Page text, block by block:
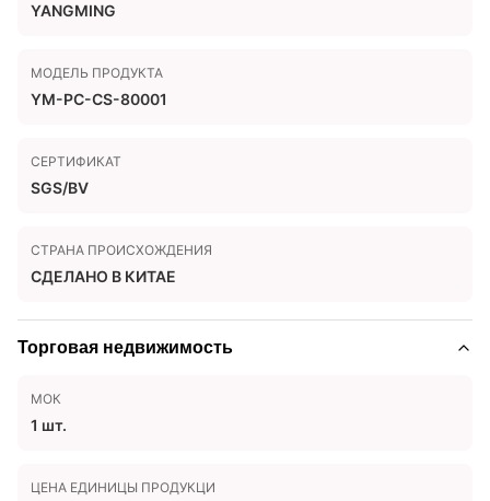
YANGMING
МОДЕЛЬ ПРОДУКТА
YM-PC-CS-80001
СЕРТИФИКАТ
SGS/BV
СТРАНА ПРОИСХОЖДЕНИЯ
СДЕЛАНО В КИТАЕ
Торговая недвижимость
МОК
1 шт.
ЦЕНА ЕДИНИЦЫ ПРОДУКЦИ